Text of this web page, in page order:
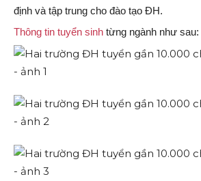
định và tập trung cho đào tạo ĐH.
Thông tin tuyển sinh từng ngành như sau: